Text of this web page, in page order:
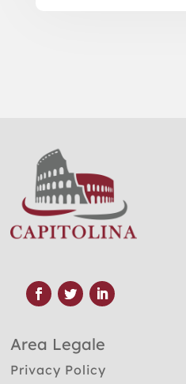
Area Legale
Privacy Policy